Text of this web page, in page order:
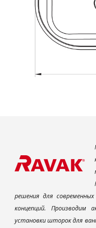
решения для
концепций. Производим
установки шторок для